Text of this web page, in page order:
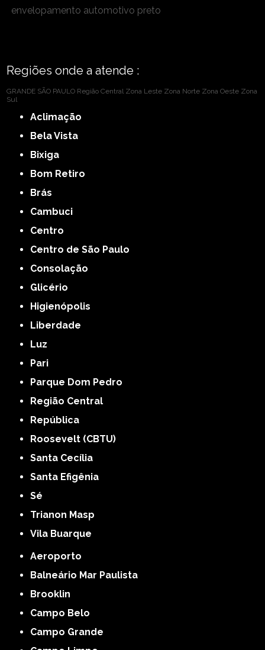
envelopamento automotivo preto
Regiões onde a atende :
GRANDE SÃO PAULO Região Central Zona Leste Zona Norte Zona Oeste Zona
Sul
Aclimação
Bela Vista
Bixiga
Bom Retiro
Brás
Cambuci
Centro
Centro de São Paulo
Consolação
Glicério
Higienópolis
Liberdade
Luz
Pari
Parque Dom Pedro
Região Central
República
Roosevelt (CBTU)
Santa Cecília
Santa Efigênia
Sé
Trianon Masp
Vila Buarque
Aeroporto
Balneário Mar Paulista
Brooklin
Campo Belo
Campo Grande